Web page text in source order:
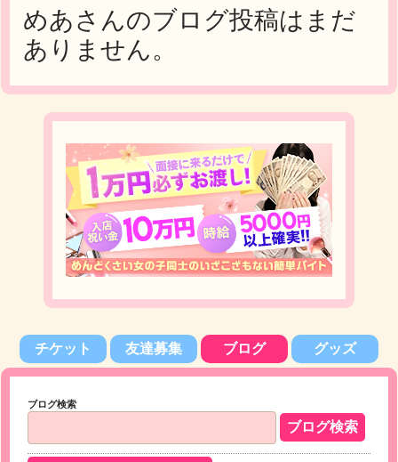
めあさんのブログ投稿はまだ
ありません。
チケット 友達募集 ブログ グッズ
ブログ検索